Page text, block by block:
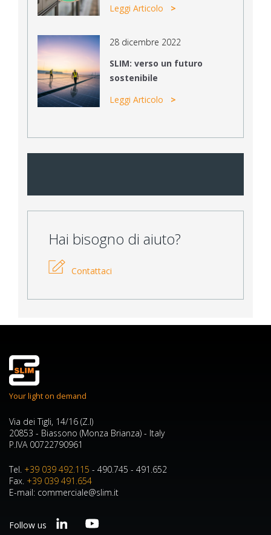
Leggi Articolo
28 dicembre 2022
SLIM: verso un futuro
sostenibile
Leggi Articolo
Hai bisogno di aiuto?
Contattaci
Your light on demand
Via dei Tigli, 14/16 (Z.I)
20853 - Biassono (Monza Brianza) - Italy
P.IVA 00722790961
Tel. +39 039 492.115 - 490.745 - 491.652
Fax. +39 039 491.654
E-mail: commerciale@slim.it
Follow us